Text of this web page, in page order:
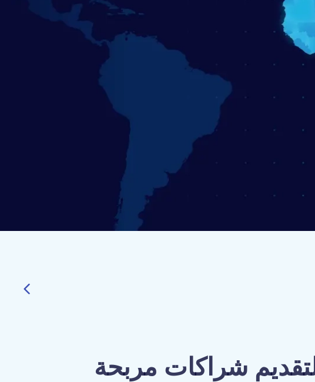
الولايات المتحدة الأمريكية
لتقديم شراكات مربحة